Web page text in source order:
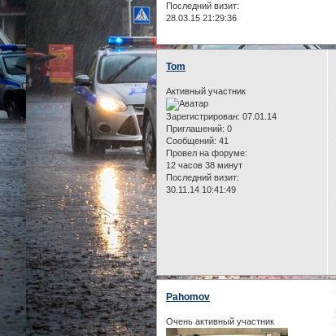
Последний визит:
28.03.15 21:29:36
Tom
Активный участник
Зарегистрирован: 07.01.14
Приглашений: 0
Сообщений: 41
Провел на форуме:
12 часов 38 минут
Последний визит:
30.11.14 10:41:49
Pahomov
Очень активный участник